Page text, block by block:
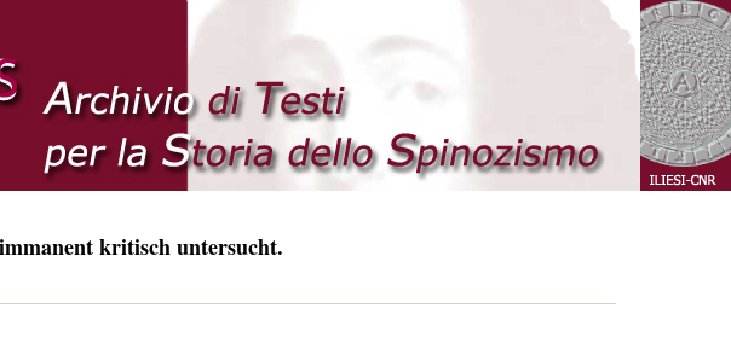
kritisch untersucht.